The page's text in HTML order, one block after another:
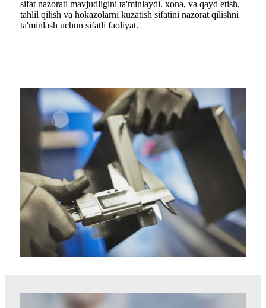
sifat nazorati mavjudligini ta'minlaydi. xona, va qayd etish,
tahlil qilish va hokazolarni kuzatish sifatini nazorat qilishni
ta'minlash uchun sifatli faoliyat.